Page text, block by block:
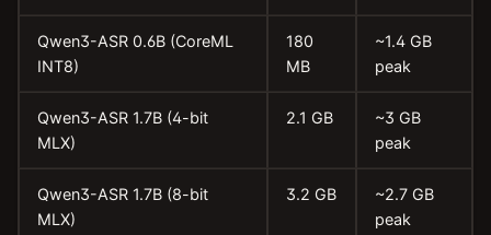
Qwen3-ASR 0.6B (CoreML
INT8)
180
MB
~1.4 GB
peak
Qwen3-ASR 1.7B (4-bit
MLX)
2.1 GB
~3 GB
peak
Qwen3-ASR 1.7B (8-bit
MLX)
3.2 GB
~2.7 GB
peak